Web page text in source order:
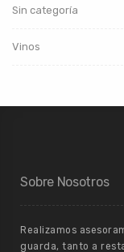
Sin categoría
Vinos
Sobre Nosotros
Realizamos
guarda, tanto a